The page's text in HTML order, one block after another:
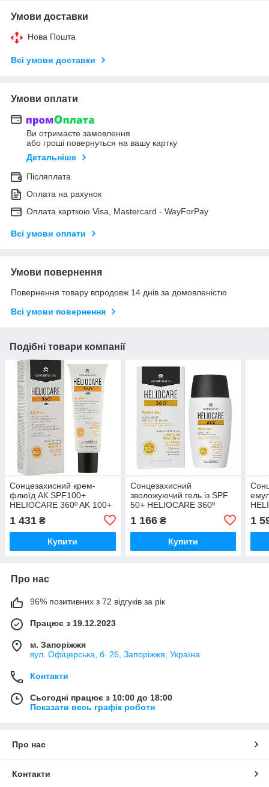
Умови доставки
Нова Пошта
Всі умови доставки
Умови оплати
Ви отримаєте замовлення
або гроші повернуться на вашу картку
Детальніше
Післяплата
Оплата на рахунок
Оплата карткою Visa, Mastercard - WayForPay
Всі умови оплати
Умови повернення
Повернення товару впродовж 14 днів за домовленістю
Всі умови повернення
Подібні товари компанії
Сонцезахисний крем-
флюїд АК SPF100+
HELIOCARE 360º AK 100+
1 431 ₴
Купити
Сонцезахисний
зволожуючий гель із SPF
50+ HELIOCARE 360º ​​
Water Gel CANTABRIA, 50
мл
1 166₴
Купити
мл
1
Про нас
96% позитивних з 72 відгуків за рік
Працює з 19.12.2023
м. Запоріжжя
вул. Офіцерська, б. 26, Запоріжжя, Україна
Контакти
Сьогодні працює з 10:00 до 18:00
Показати весь графік роботи
Про нас
Контакти